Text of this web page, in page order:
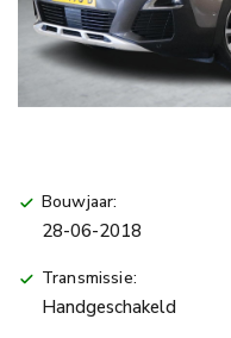
Bouwjaar:
28-06-2018
Transmissie:
Handgeschakeld